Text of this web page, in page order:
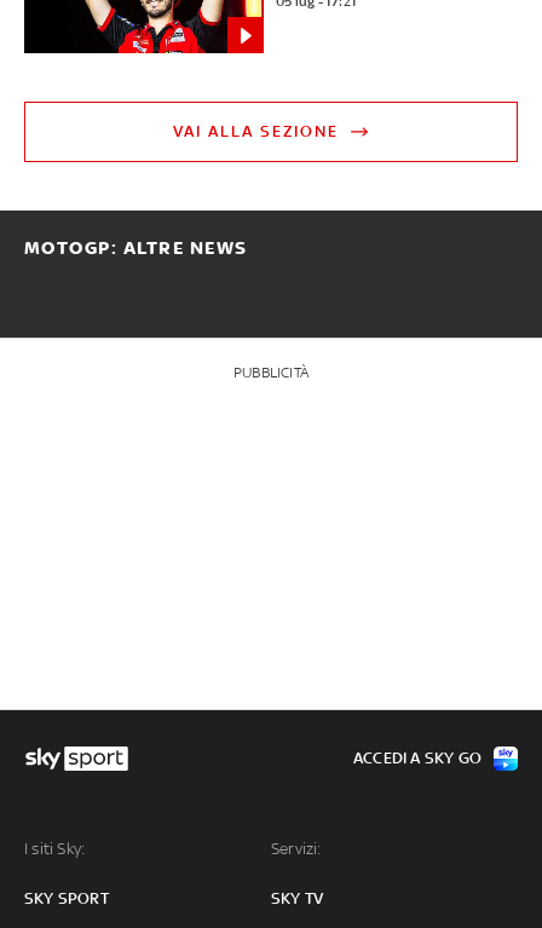
VAI ALLA SEZIONE
MOTOGP: ALTRE NEWS
PUBBLICITÀ
I siti Sky:
SKY SPORT
Servizi:
SKY TV
ACCEDI A SKY GO